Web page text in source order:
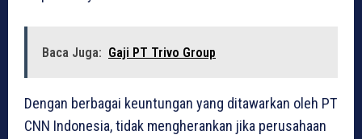
Baca Juga: Gaji PT Trivo Group
Dengan berbagai keuntungan yang ditawarkan oleh PT
CNN Indonesia, tidak mengherankan jika perusahaan